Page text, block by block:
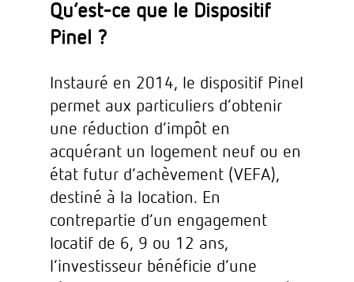
Qu’est-ce que le Dispositif
Pinel ?
Instauré en 2014, le dispositif Pinel
permet aux particuliers d’obtenir
une réduction d’impôt en
acquérant un logement neuf ou en
état futur d’achèvement (VEFA),
destiné à la location. En
contrepartie d’un engagement
locatif de 6, 9 ou 12 ans,
l’investisseur bénéficie d’une